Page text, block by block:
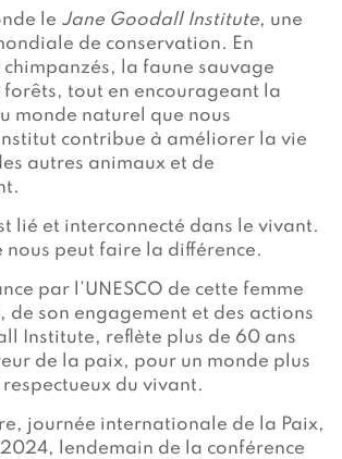
le Jane Goodall Institute, une
de conservation. En
la faune sauvage
forêts, tout en encourageant la
monde naturel que nous
contribue à améliorer la vie
autres animaux et de
lié et interconnecté dans le vivant.
nous peut faire la différence.
par l’UNESCO de cette femme
de son engagement et des actions
Institute, reflète plus de 60 ans
de la paix, pour un monde plus
du vivant.
journée internationale de la Paix,
lendemain de la conférence